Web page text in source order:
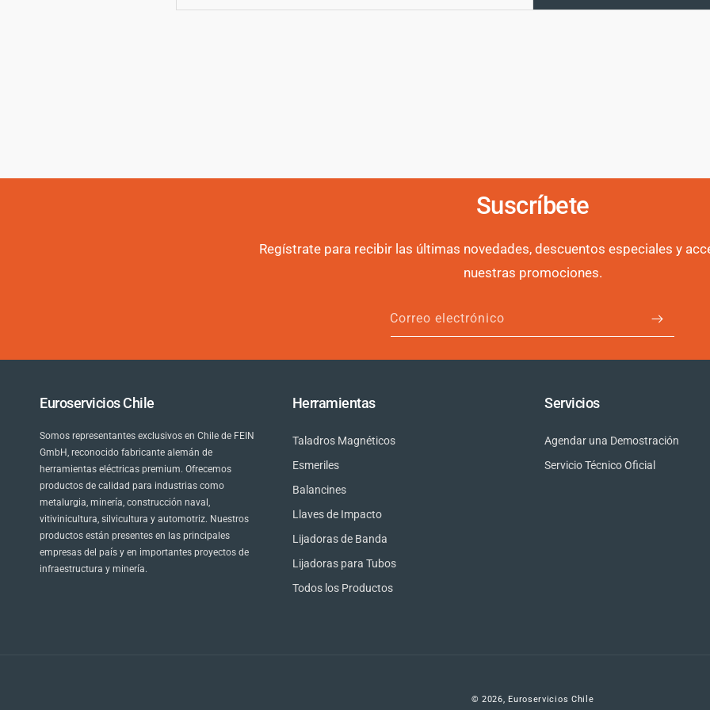
Suscríbete
Regístrate para recibir las últimas novedades, descuentos especiales y
nuestras promociones.
Correo electrónico
Euroservicios Chile
Somos representantes exclusivos en Chile de FEIN
GmbH, reconocido fabricante alemán de
herramientas eléctricas premium. Ofrecemos
productos de calidad para industrias como
metalurgia, minería, construcción naval,
vitivinicultura, silvicultura y automotriz. Nuestros
productos están presentes en las principales
empresas del país y en importantes proyectos de
infraestructura y minería.
Herramientas
Taladros Magnéticos
Esmeriles
Balancines
Llaves de Impacto
Lijadoras de Banda
Lijadoras para Tubos
Todos los Productos
Servicios
Agendar una Demostración
Servicio Técnico Oficial
© 2026, Euroservicios Chile